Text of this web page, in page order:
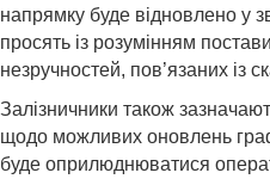
напрямку буде відновлено у
просять із розумінням
незручностей, пов’язаних із
Залізничники також
щодо можливих оновлень
буде оприлюднюватися